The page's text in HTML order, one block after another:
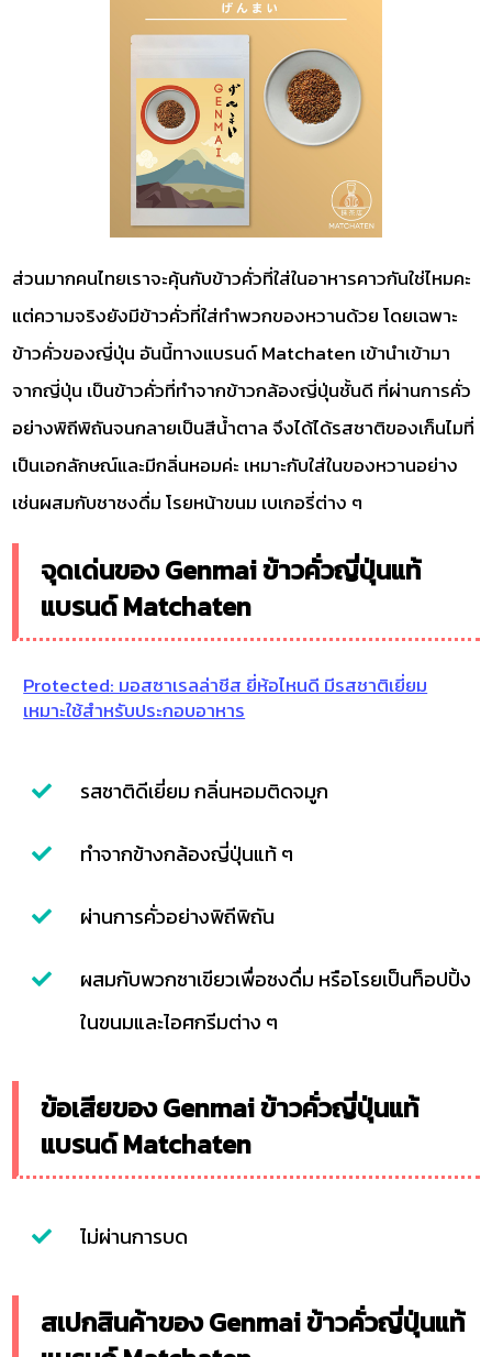
ส่วนมากคนไทยเราจะคุ้นกับข้าวคั่วที่ใส่ในอาหารคาวกันใช่ไหมคะ
แต่ความจริงยังมีข้าวคั่วที่ใส่ทำพวกของหวานด้วย โดยเฉพาะ
ข้าวคั่วของญี่ปุ่น อันนี้ทางแบรนด์ Matchaten เข้านำเข้ามา
จากญี่ปุ่น เป็นข้าวคั่วที่ทำจากข้าวกล้องญี่ปุ่นชั้นดี ที่ผ่านการคั่ว
อย่างพิถีพิถันจนกลายเป็นสีน้ำตาล จึงได้ได้รสชาติของเก็นไมที่
เป็นเอกลักษณ์และมีกลิ่นหอมค่ะ เหมาะกับใส่ในของหวานอย่าง
เช่นผสมกับชาชงดื่ม โรยหน้าขนม เบเกอรี่ต่าง ๆ
จุดเด่นของ Genmai ข้าวคั่วญี่ปุ่นแท้
แบรนด์ Matchaten
Protected: มอสซาเรลล่าชีส ยี่ห้อไหนดี มีรสชาติเยี่ยม
เหมาะใช้สำหรับประกอบอาหาร
รสชาติดีเยี่ยม กลิ่นหอมติดจมูก
ทำจากข้างกล้องญี่ปุ่นแท้ ๆ
ผ่านการคั่วอย่างพิถีพิถัน
ผสมกับพวกชาเขียวเพื่อชงดื่ม หรือโรยเป็นท็อปปิ้ง
ในขนมและไอศกรีมต่าง ๆ
ข้อเสียของ Genmai ข้าวคั่วญี่ปุ่นแท้
แบรนด์ Matchaten
ไม่ผ่านการบด
สเปกสินค้าของ Genmai ข้าวคั่วญี่ปุ่นแท้